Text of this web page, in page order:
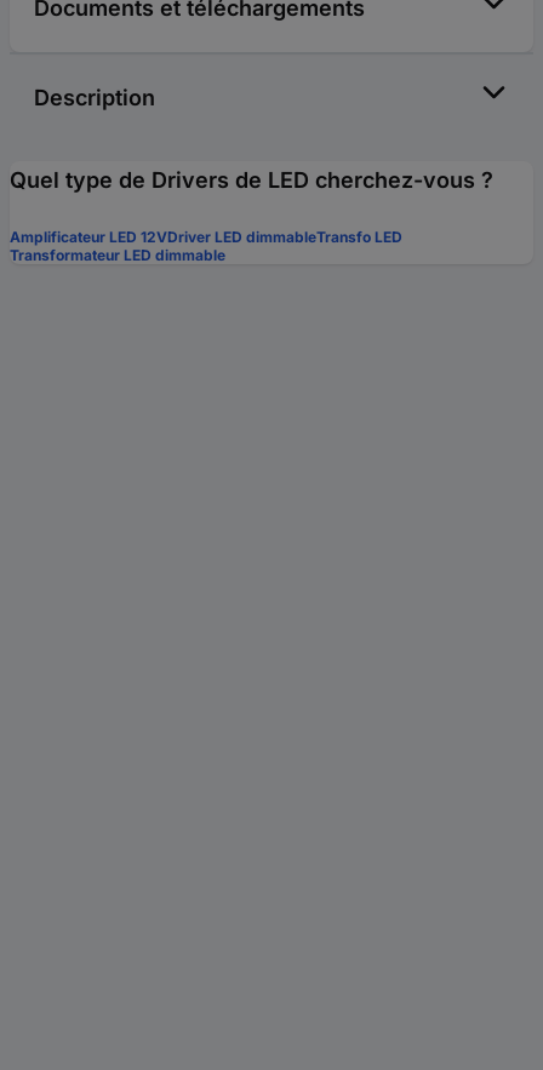
Documents et téléchargements
Description
Quel type de Drivers de LED cherchez-vous ?
Amplificateur LED 12VDriver LED dimmableTransfo LED
Transformateur LED dimmable